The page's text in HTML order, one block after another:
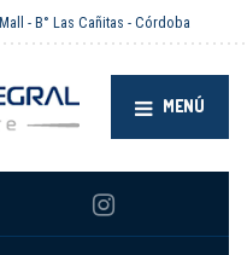
- B° Las Cañitas - Córdoba
MENÚ